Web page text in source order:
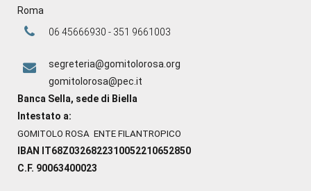
Roma
06 45666930 - 351 9661003
segreteria@gomitolorosa.org
gomitolorosa@pec.it
Banca Sella, sede di Biella
Intestato a:
GOMITOLO ROSA ENTE FILANTROPICO
IBAN IT68Z0326822310052210652850
C.F. 90063400023